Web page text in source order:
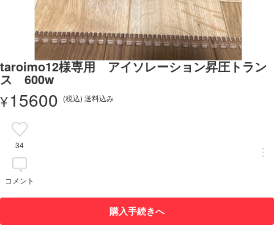
taroimo12様専用 アイソレーション昇圧トラン
ス 600w
¥15600 (税込) 送料込み
34
コメント
購入手続きへ